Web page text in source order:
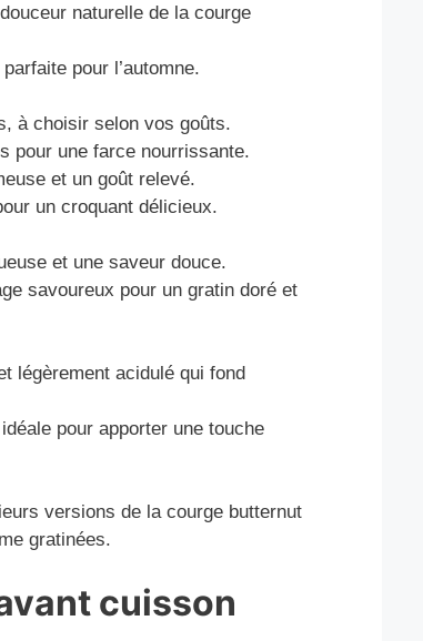
naturelle de la courge
pour l’automne.
à choisir selon vos goûts.
pour une farce nourrissante.
et un goût relevé.
un croquant délicieux.
et une saveur douce.
savoureux pour un gratin doré et
légèrement acidulé qui fond
pour apporter une touche
versions de la courge butternut
gratinées.
cuisson